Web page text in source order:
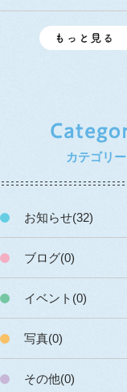
カテゴリー
お知らせ(32)
ブログ(0)
イベント(0)
写真(0)
その他(0)